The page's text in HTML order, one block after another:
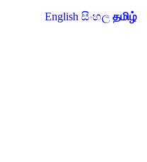
English සිංහල தமிழ்